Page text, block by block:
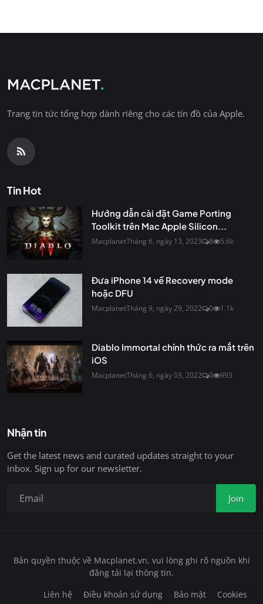
Trang tin tức tổng hợp dành riêng cho các tín đồ của Apple.
Tin Hot
Hướng dẫn cài đặt Game Porting
Toolkit trên Mac Apple Silicon...
MacplanetTháng 6, ngày 13, 2023 8 5.6k
Đưa iPhone 14 về Recovery mode
hoặc DFU
MacplanetTháng 9, ngày 29, 2022 0 1.1k
Diablo Immortal chính thức ra mắt trên
iOS
MacplanetTháng 6, ngày 03, 2022 0 993
Nhận tin
Get the latest news and curated updates straight to your
inbox. Sign up for our newsletter.
Join
Bản quyền thuộc về Macplanet.vn, vui lòng ghi rõ nguồn khi
đăng tải lại thông tin.
Liên hệ
Điều khoản sử dụng Bảo mật Cookies